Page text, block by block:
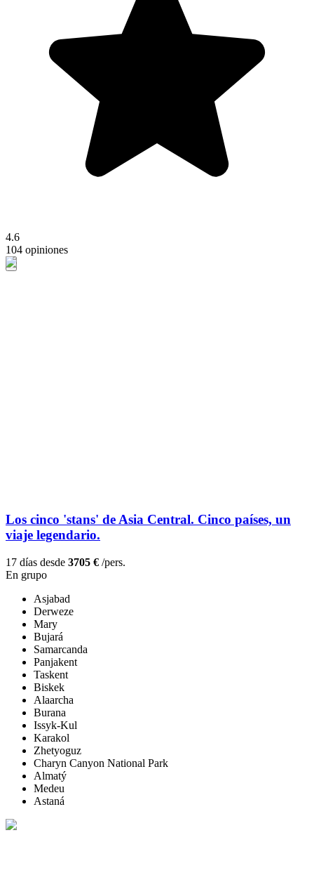
4.6
104 opiniones
Los cinco 'stans' de Asia Central. Cinco países, un
viaje legendario.
17 días desde 3705 € /pers.
En grupo
Asjabad
Derweze
Mary
Bujará
Samarcanda
Panjakent
Taskent
Biskek
Alaarcha
Burana
Issyk-Kul
Karakol
Zhetyoguz
Charyn Canyon National Park
Almatý
Medeu
Astaná